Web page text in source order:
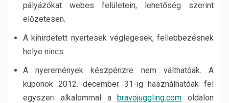
pályázókat webes felületein, lehetőség szerint
előzetesen.
A kihirdetett nyertesek véglegesek, fellebbezésnek
helye nincs.
A nyeremények készpénzre nem válthatóak. A
kuponok 2012. december 31-ig használhatóak fel
egyszeri alkalommal abravojuggling.com oldalon